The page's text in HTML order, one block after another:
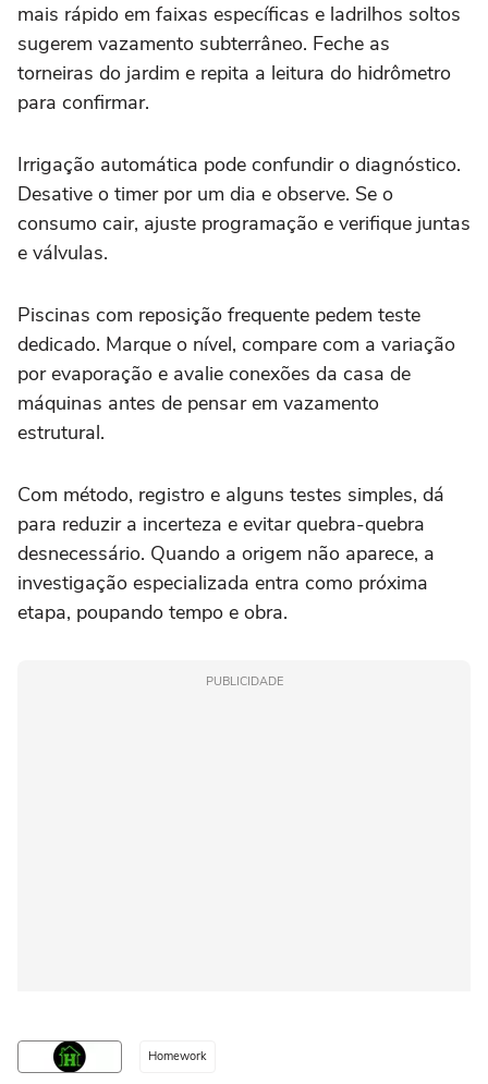
mais rápido em faixas específicas e ladrilhos soltos
sugerem vazamento subterrâneo. Feche as
torneiras do jardim e repita a leitura do hidrômetro
para confirmar.
Irrigação automática pode confundir o diagnóstico.
Desative o timer por um dia e observe. Se o
consumo cair, ajuste programação e verifique juntas
e válvulas.
Piscinas com reposição frequente pedem teste
dedicado. Marque o nível, compare com a variação
por evaporação e avalie conexões da casa de
máquinas antes de pensar em vazamento
estrutural.
Com método, registro e alguns testes simples, dá
para reduzir a incerteza e evitar quebra-quebra
desnecessário. Quando a origem não aparece, a
investigação especializada entra como próxima
etapa, poupando tempo e obra.
PUBLICIDADE
Homework